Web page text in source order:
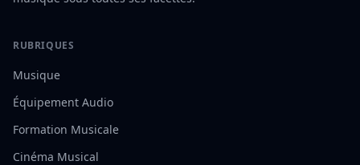
RUBRIQUES
Musique
Équipement Audio
Formation Musicale
Cinéma Musical